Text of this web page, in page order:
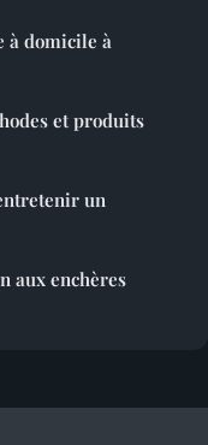
à domicile à
et produits
un
aux enchères